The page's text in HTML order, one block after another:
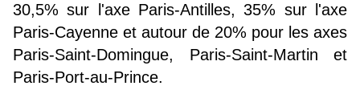
30,5% sur l'axe Paris-Antilles, 35% sur l'axe
Paris-Cayenne et autour de 20% pour les axes
Paris-Saint-Domingue, Paris-Saint-Martin et
Paris-Port-au-Prince.